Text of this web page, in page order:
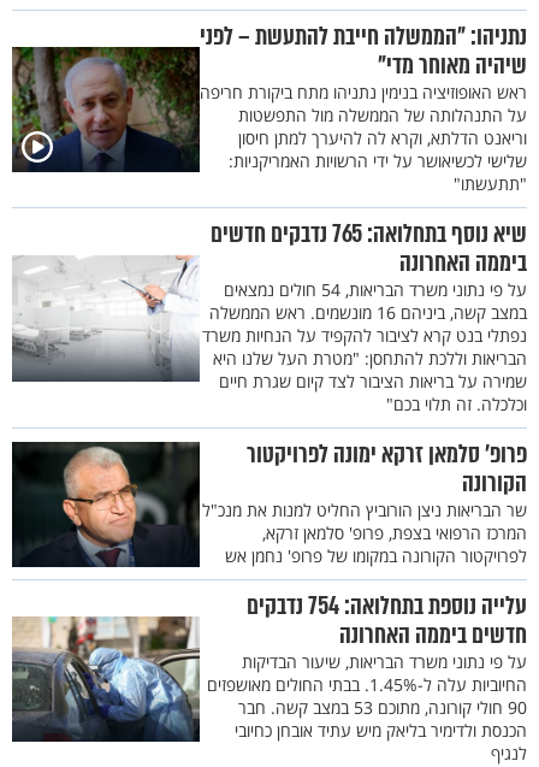
נתניהו: "הממשלה חייבת להתעשת – לפני
שיהיה מאוחר מדי"
ראש האופוזיציה בנימין נתניהו מתח ביקורת חריפה
על התנהלותה של הממשלה מול התפשטות
וריאנט הדלתא, וקרא לה להיערך למתן חיסון
שלישי לכשיאושר על ידי הרשויות האמריקניות:
"תתעשתו"
שיא נוסף בתחלואה: 765 נדבקים חדשים
ביממה האחרונה
על פי נתוני משרד הבריאות, 54 חולים נמצאים
במצב קשה, ביניהם 16 מונשמים. ראש הממשלה
נפתלי בנט קרא לציבור להקפיד על הנחיות משרד
הבריאות וללכת להתחסן: "מטרת העל שלנו היא
שמירה על בריאות הציבור לצד קיום שגרת חיים
וכלכלה. זה תלוי בכם"
פרופ’ סלמאן זרקא ימונה לפרויקטור
הקורונה
שר הבריאות ניצן הורוביץ החליט למנות את מנכ"ל
המרכז הרפואי בצפת, פרופ' סלמאן זרקא,
לפרויקטור הקורונה במקומו של פרופ' נחמן אש
עלייה נוספת בתחלואה: 754 נדבקים
חדשים ביממה האחרונה
על פי נתוני משרד הבריאות, שיעור הבדיקות
החיוביות עלה ל-1.45%. בבתי החולים מאושפזים
90 חולי קורונה, מתוכם 53 במצב קשה. חבר
הכנסת ולדימיר בליאק מיש עתיד אובחן כחיובי
לנגיף